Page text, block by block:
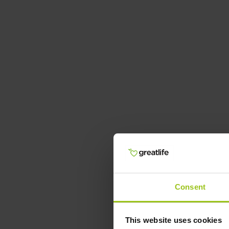
Consent
This website uses cookies